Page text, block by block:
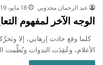
عبد الرحمان مجدوبي 16 مايو، 2019
الوجه الآخر لمفهوم
كلما وقع حادث إرهابي، إلا
الأعلام، وعُقِدَت الندوات